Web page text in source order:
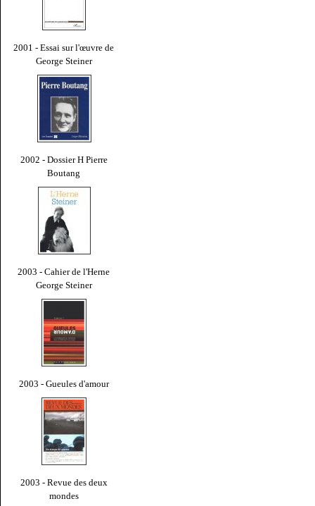
2001 - Essai sur l'œuvre de
George Steiner
2002 - Dossier H Pierre
Boutang
2003 - Cahier de l'Herne
George Steiner
2003 - Gueules d'amour
2003 - Revue des deux
mondes